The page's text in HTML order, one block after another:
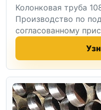
Колонковая труба
Производство по
согласованному